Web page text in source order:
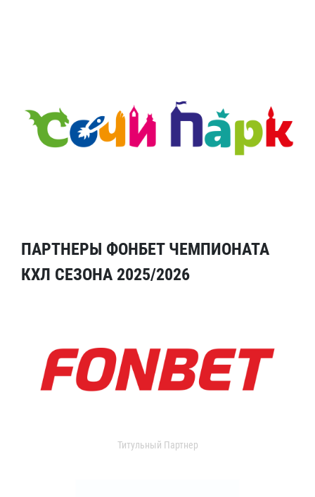
ПАРТНЕРЫ ФОНБЕТ ЧЕМПИОНАТА
КХЛ СЕЗОНА 2025/2026
Титульный Партнер